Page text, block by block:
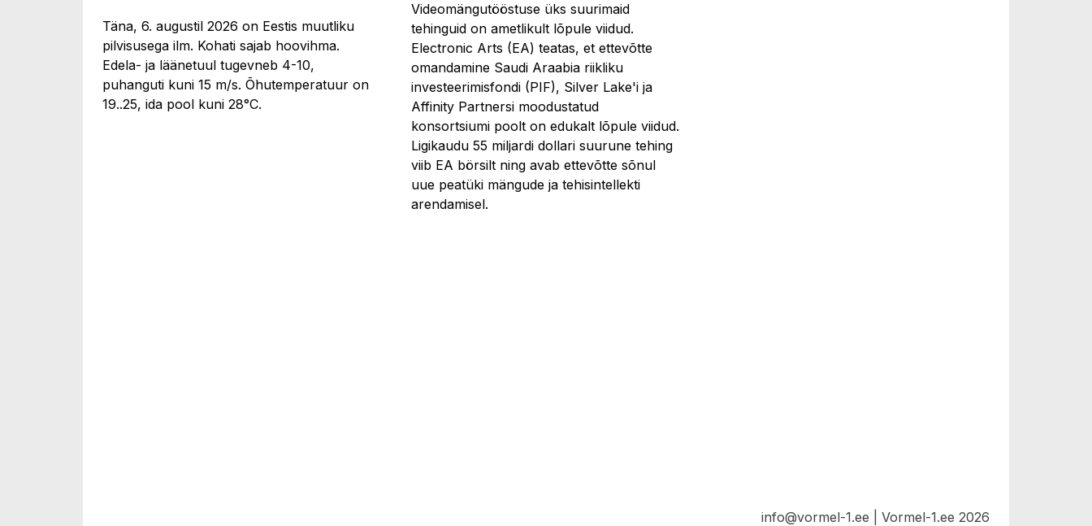
Täna, 6. augustil 2026 on Eestis muutliku
pilvisusega ilm. Kohati sajab hoovihma.
Edela- ja läänetuul tugevneb 4-10,
puhanguti kuni 15 m/s. Õhutemperatuur on
19..25, ida pool kuni 28°C.
Videomängutööstuse üks suurimaid
tehinguid on ametlikult lõpule viidud.
Electronic Arts (EA) teatas, et ettevõtte
omandamine Saudi Araabia riikliku
investeerimisfondi (PIF), Silver Lake'i ja
Affinity Partnersi moodustatud
konsortsiumi poolt on edukalt lõpule viidud.
Ligikaudu 55 miljardi dollari suurune tehing
viib EA börsilt ning avab ettevõtte sõnul
uue peatüki mängude ja tehisintellekti
arendamisel.
info@vormel-1.ee | Vormel-1.ee 2026